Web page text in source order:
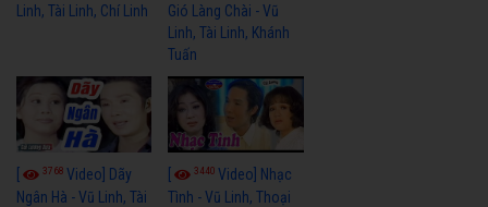
Linh, Tài Linh, Chí Linh
Gió Làng Chài - Vũ
Linh, Tài Linh, Khánh
Tuấn
3768 Video] Dãy
Ngân Hà - Vũ Linh, Tài
3440Video] Nhạc
Tình - Vũ Linh, Thoại